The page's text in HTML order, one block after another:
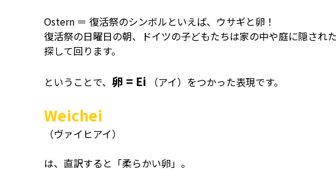
Ostern ＝ 復活祭のシンボルといえば、ウサギと卵！
復活祭の日曜日の朝、ドイツの子どもたちは家の中や庭に隠され
探して回ります。
ということで、 卵 = Ei （アイ）をつかった表現です。
Weichei
（ヴァイヒアイ）
は、直訳すると「柔らかい卵」。